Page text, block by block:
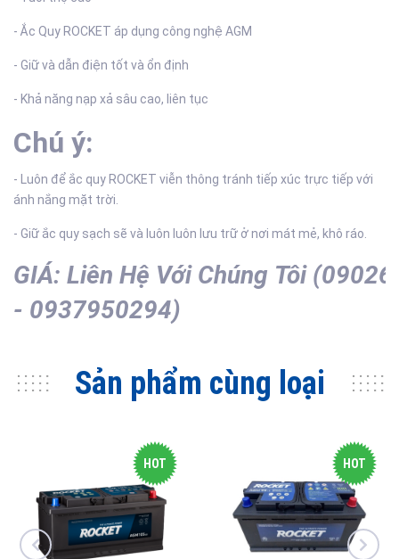
- Ắc Quy ROCKET áp dụng công nghệ AGM
- Giữ và dẫn điện tốt và ổn định
- Khả năng nạp xả sâu cao, liên tục
Chú ý:
- Luôn để ắc quy ROCKET viễn thông tránh tiếp xúc trực tiếp với
ánh nắng mặt trời.
- Giữ ắc quy sạch sẽ và luôn luôn lưu trữ ở nơi mát mẻ, khô ráo.
GIÁ: Liên Hệ Với Chúng Tôi
- 0937950294)
Sản phẩm cùng loại
HOT HOT